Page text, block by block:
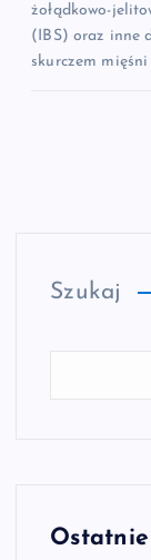
żołądkowo-
(IBS) oraz inne
skurczem mięśni
Szukaj